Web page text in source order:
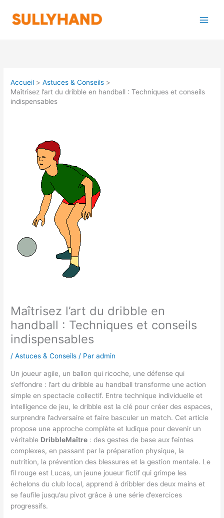
contenu
Accueil
Astuces & Conseils
Maîtrisez l’art du dribble en handball : Techniques et conseils
indispensables
Maîtrisez l’art du dribble en
handball : Techniques et conseils
indispensables
/Astuces & Conseils / Paradmin
Un joueur agile, un ballon qui ricoche, une défense qui
s’effondre : l’art du dribble au handball transforme une action
simple en spectacle collectif. Entre technique individuelle et
intelligence de jeu, le dribble est la clé pour créer des espaces,
surprendre l’adversaire et faire basculer un match. Cet article
propose une approche complète et ludique pour devenir un
véritable DribbleMaître : des gestes de base aux feintes
complexes, en passant par la préparation physique, la
nutrition, la prévention des blessures et la gestion mentale. Le
fil rouge est Lucas, un jeune joueur fictif qui grimpe les
échelons du club local, apprend à dribbler des deux mains et
se faufile jusqu’au pivot grâce à une série d’exercices
progressifs.